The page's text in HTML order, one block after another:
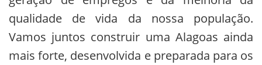
qualidade de vida da nossa população.
Vamos juntos construir uma Alagoas ainda
mais forte, desenvolvida e preparada para os